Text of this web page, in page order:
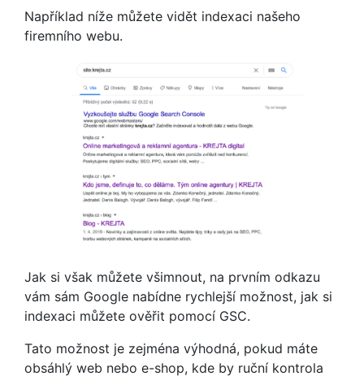
Například níže můžete vidět indexaci našeho
firemního webu.
Jak si však můžete všimnout, na prvním odkazu
vám sám Google nabídne rychlejší možnost, jak si
indexaci můžete ověřit pomocí GSC.
Tato možnost je zejména výhodná, pokud máte
obsáhlý web nebo e-shop, kde by ruční kontrola